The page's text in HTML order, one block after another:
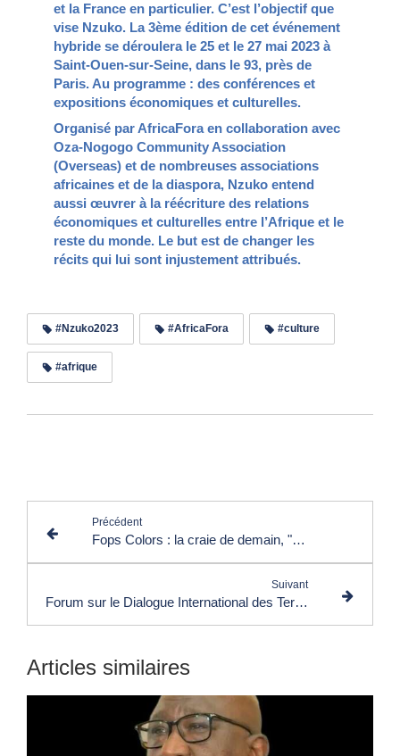
et la France en particulier. C’est l’objectif que
vise Nzuko. La 3ème édition de cet événement
hybride se déroulera le 25 et le 27 mai 2023 à
Saint-Ouen-sur-Seine, dans le 93, près de
Paris. Au programme : des conférences et
expositions économiques et culturelles.
Organisé par AfricaFora en collaboration avec
Oza-Nogogo Community Association
(Overseas) et de nombreuses associations
africaines et de la diaspora, Nzuko entend
aussi œuvrer à la réécriture des relations
économiques et culturelles entre l’Afrique et le
reste du monde. Le but est de changer les
récits qui lui sont injustement attribués.
#Nzuko2023 #AfricaFora #culture
#afrique
Précédent
Fops Colors : la craie de demain, "Made in Cameroun"
Suivant
Forum sur le Dialogue International des Territoires : promouvoir la diplomatie territoriale
Articles similaires